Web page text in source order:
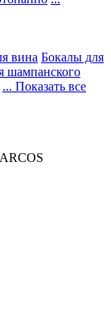
вина Бокалы для
шампанского
... Показать все
ARCOS